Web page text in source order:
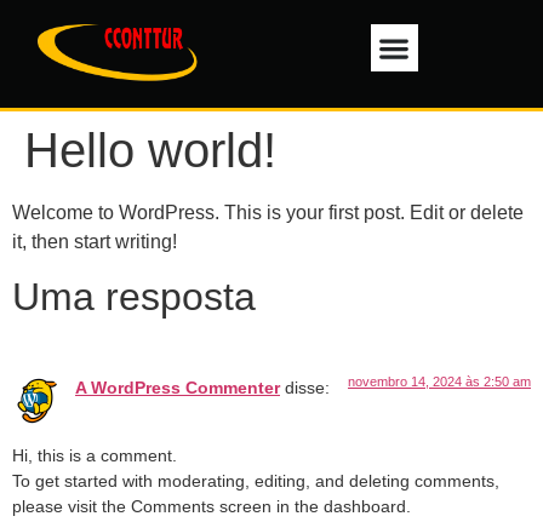
Hello world!
Welcome to WordPress. This is your first post. Edit or delete
it, then start writing!
Uma resposta
A WordPress Commenter disse: novembro 14, 2024 às 2:50 am
Hi, this is a comment.
To get started with moderating, editing, and deleting comments,
please visit the Comments screen in the dashboard.